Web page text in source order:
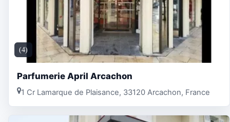
(4)
Parfumerie April Arcachon
1 Cr Lamarque de Plaisance, 33120 Arcachon, France